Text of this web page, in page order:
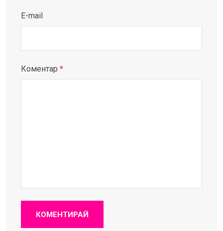
E-mail
Коментар *
КОМЕНТИРАЙ